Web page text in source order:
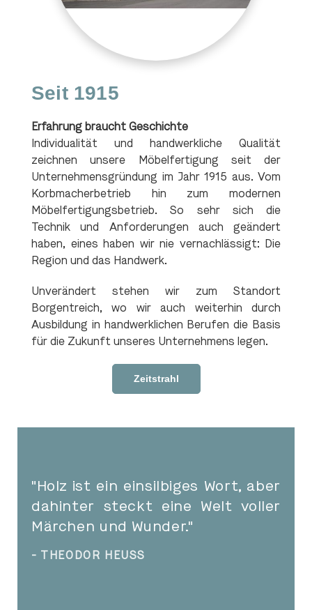
Seit 1915
Erfahrung braucht Geschichte
Individualität und handwerkliche Qualität
zeichnen unsere Möbelfertigung seit der
Unternehmensgründung im Jahr 1915 aus. Vom
Korbmacherbetrieb hin zum modernen
Möbelfertigungsbetrieb. So sehr sich die
Technik und Anforderungen auch geändert
haben, eines haben wir nie vernachlässigt: Die
Region und das Handwerk.
Unverändert stehen wir zum Standort
Borgentreich, wo wir auch weiterhin durch
Ausbildung in handwerklichen Berufen die Basis
für die Zukunft unseres Unternehmens legen.
Zeitstrahl
"Holz ist ein einsilbiges Wort, aber
dahinter steckt eine Welt voller
Märchen und Wunder."
- THEODOR HEUSS